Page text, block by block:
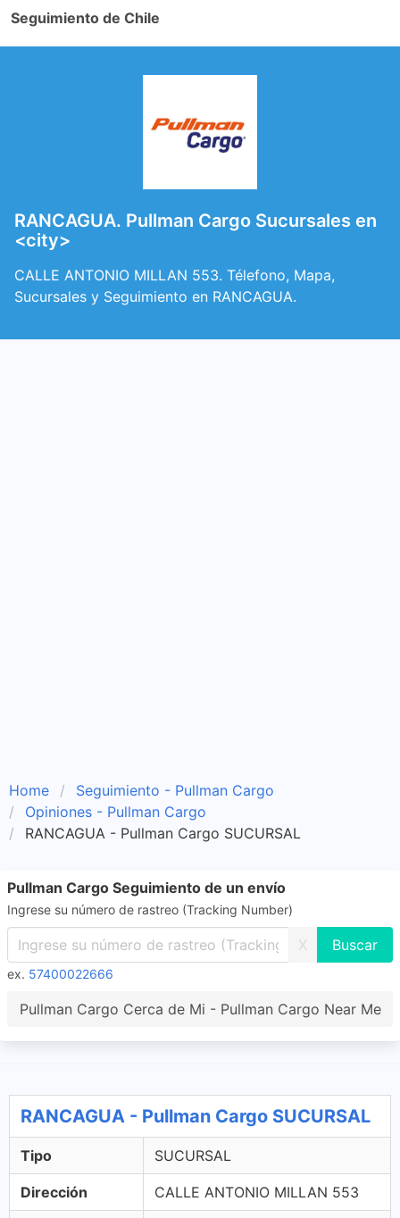
Seguimiento de Chile
RANCAGUA. Pullman Cargo Sucursales en
<city>
CALLE ANTONIO MILLAN 553. Télefono, Mapa,
Sucursales y Seguimiento en RANCAGUA.
Home
Seguimiento - Pullman Cargo
Opiniones - Pullman Cargo
RANCAGUA - Pullman Cargo SUCURSAL
Pullman Cargo Seguimiento de un envío
Ingrese su número de rastreo (Tracking Number)
X
ex. 57400022666
Pullman Cargo Cerca de Mi - Pullman Cargo Near Me
RANCAGUA - Pullman Cargo SUCURSAL
Tipo SUCURSAL
Dirección CALLE ANTONIO MILLAN 553